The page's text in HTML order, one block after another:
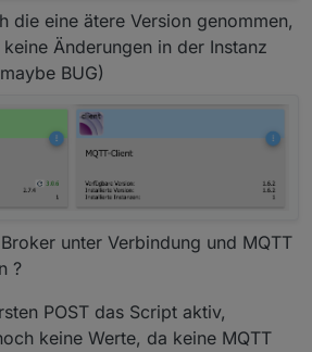
die eine ätere Version genommen,
Änderungen in der Instanz
BUG)
unter Verbindung und MQTT
?
POST das Script aktiv,
keine Werte, da keine MQTT